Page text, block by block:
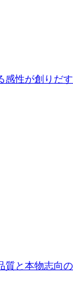
性が創りだ
と本物志向